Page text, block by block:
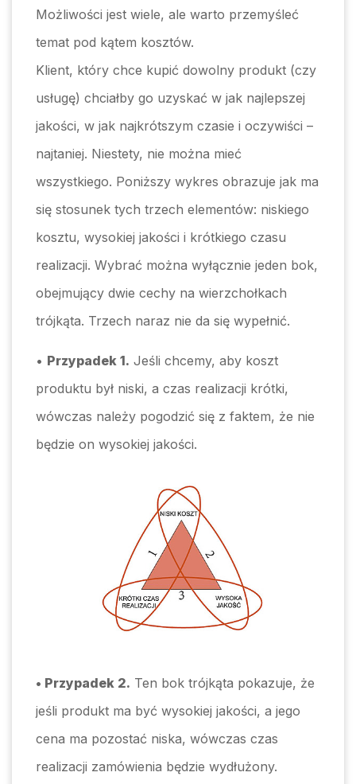
Możliwości jest wiele, ale warto przemyśleć
temat pod kątem kosztów.
Klient, który chce kupić dowolny produkt (czy
usługę) chciałby go uzyskać w jak najlepszej
jakości, w jak najkrótszym czasie i oczywiści –
najtaniej. Niestety, nie można mieć
wszystkiego. Poniższy wykres obrazuje jak ma
się stosunek tych trzech elementów: niskiego
kosztu, wysokiej jakości i krótkiego czasu
realizacji. Wybrać można wyłącznie jeden bok,
obejmujący dwie cechy na wierzchołkach
trójkąta. Trzech naraz nie da się wypełnić.
• Przypadek 1. Jeśli chcemy, aby koszt
produktu był niski, a czas realizacji krótki,
wówczas należy pogodzić się z faktem, że nie
będzie on wysokiej jakości.
• Przypadek 2. Ten bok trójkąta pokazuje, że
jeśli produkt ma być wysokiej jakości, a jego
cena ma pozostać niska, wówczas czas
realizacji zamówienia będzie wydłużony.